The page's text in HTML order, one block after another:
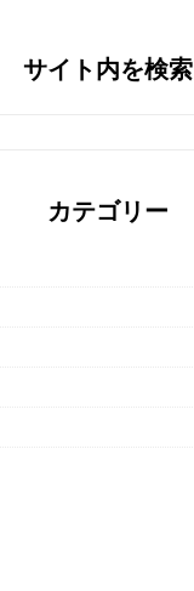
サイト内を検索
カテゴリー